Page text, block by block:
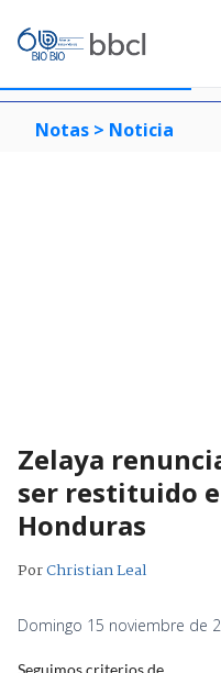
Notas > Noticia
Zelaya
ser restituido
Honduras
PorChristian Leal
Domingo 15 noviembre de
Seguimos criterios de